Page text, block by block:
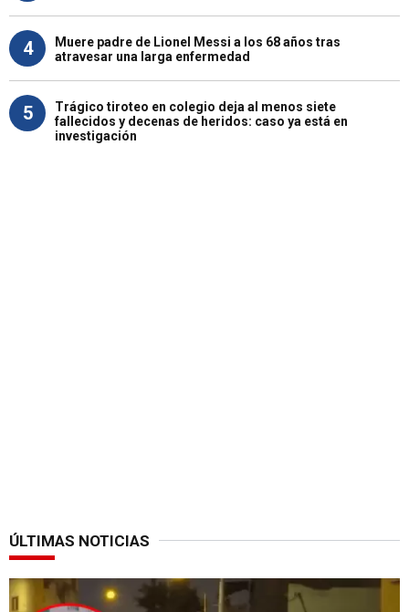
4
Muere padre de Lionel Messi a los 68 años tras
atravesar una larga enfermedad
5
Trágico tiroteo en colegio deja al menos siete
fallecidos y decenas de heridos: caso ya está en
investigación
ÚLTIMAS NOTICIAS